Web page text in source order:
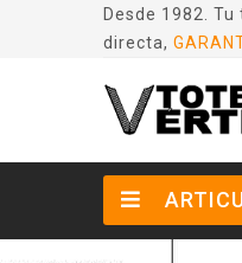
Desde 1982. Tu
directa,